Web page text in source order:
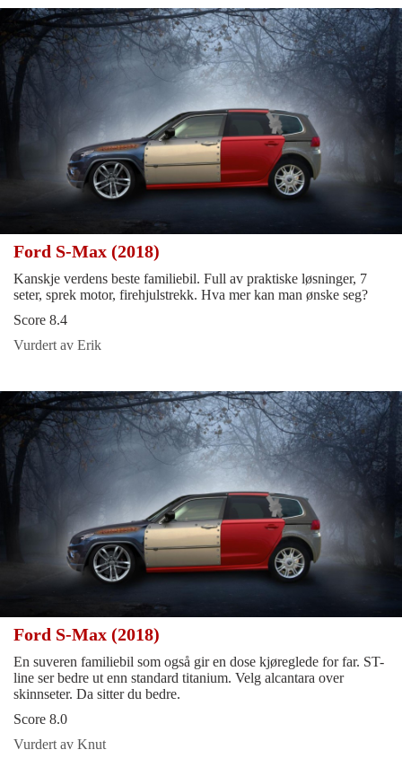
Ford S-Max (2018)
Kanskje verdens beste familiebil. Full av praktiske løsninger, 7
seter, sprek motor, firehjulstrekk. Hva mer kan man ønske seg?
Score 8.4
Vurdert av Erik
Ford S-Max (2018)
En suveren familiebil som også gir en dose kjøreglede for far. ST-
line ser bedre ut enn standard titanium. Velg alcantara over
skinnseter. Da sitter du bedre.
Score 8.0
Vurdert av Knut